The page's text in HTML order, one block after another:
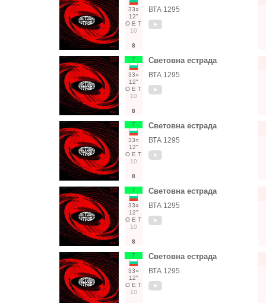
33○
12"
О Е Т
10
8
ВТА 1295
Т
33○
12"
О Е Т
10
8
Световна естрада
ВТА 1295
Т
33○
12"
О Е Т
10
8
Световна естрада
ВТА 1295
Т
33○
12"
О Е Т
10
8
Световна естрада
ВТА 1295
Т
33○
12"
О Е Т
10
Световна естрада
ВТА 1295